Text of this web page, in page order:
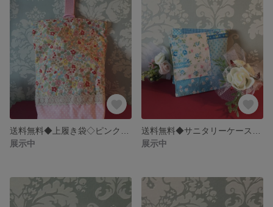
展示中
展示中